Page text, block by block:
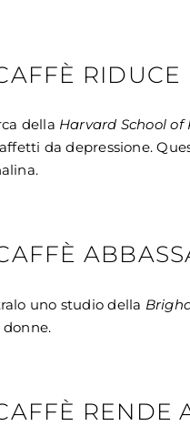
della Harvard School
da depressione.
uno studio della
RENDE